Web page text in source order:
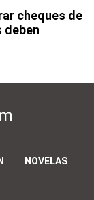
cheques de
deben
NOVELAS